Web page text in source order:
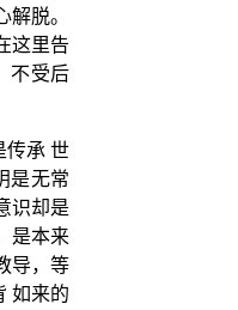
脱。
这里告
不受后
传承 世
是无常
识却是
是本来
导，等
如来的